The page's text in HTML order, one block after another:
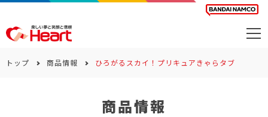
トップ 商品情報 ひろがるスカイ！プリキュアきゃらタブ
商品情報